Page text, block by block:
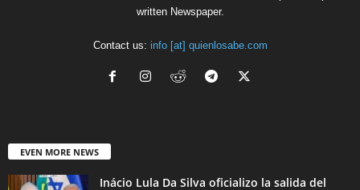
written Newspaper.
Contact us: info [at] quienlosabe.com
EVEN MORE NEWS
Inácio Lula Da Silva oficializo la salida del